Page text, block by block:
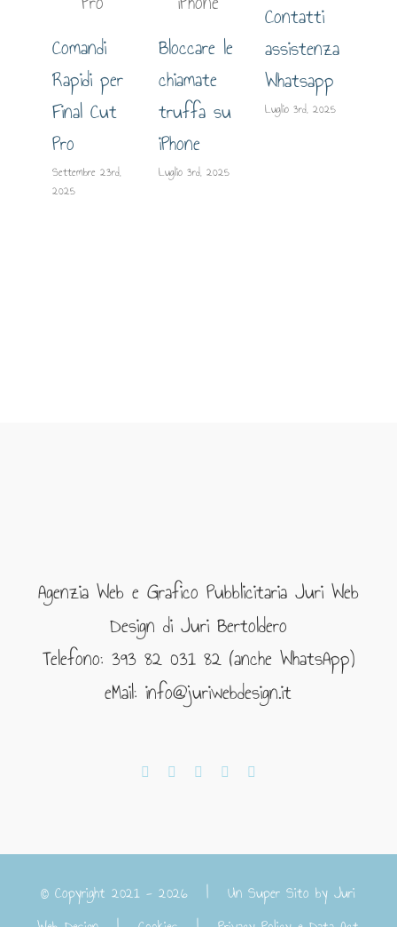
Comandi
Rapidi per
Final Cut
Pro
Settembre 23rd,
2025
Bloccare le
chiamate
truffa su
iPhone
Luglio 3rd, 2025
Contatti
assistenza
Whatsapp
Luglio 3rd, 2025
Agenzia Web e Grafico Pubblicitaria Juri Web
Design di Juri Bertoldero
Telefono: 393 82 031 82 (anche WhatsApp)
eMail: info@juriwebdesign.it
© Copyright 2021 -2026 | Un Super Sito byJuri